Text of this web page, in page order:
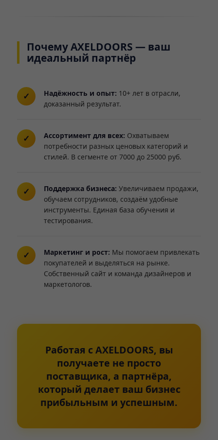
Почему AXELDOORS — ваш
идеальный партнёр
Надёжность и опыт: 10+ лет в отрасли,
доказанный результат.
Ассортимент для всех: Охватываем
потребности разных ценовых категорий и
стилей. В сегменте от 7000 до 25000 руб.
Поддержка бизнеса: Увеличиваем продажи,
обучаем сотрудников, создаём удобные
инструменты. Единая база обучения и
тестирования.
Маркетинг и рост: Мы помогаем привлекать
покупателей и выделяться на рынке.
Собственный сайт и команда дизайнеров и
маркетологов.
Работая с AXELDOORS, вы
получаете не просто
поставщика, а партнёра,
который делает ваш бизнес
прибыльным и успешным.